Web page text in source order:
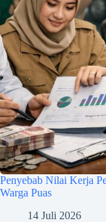
Penyebab Nilai Kerja
Warga Puas
14 Juli 2026